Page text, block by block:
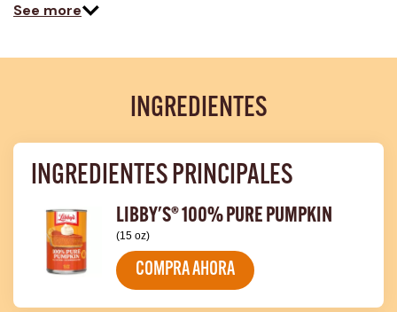
See more
INGREDIENTES
INGREDIENTES PRINCIPALES
LIBBY'S® 100% PURE PUMPKIN
(15 oz)
COMPRA AHORA